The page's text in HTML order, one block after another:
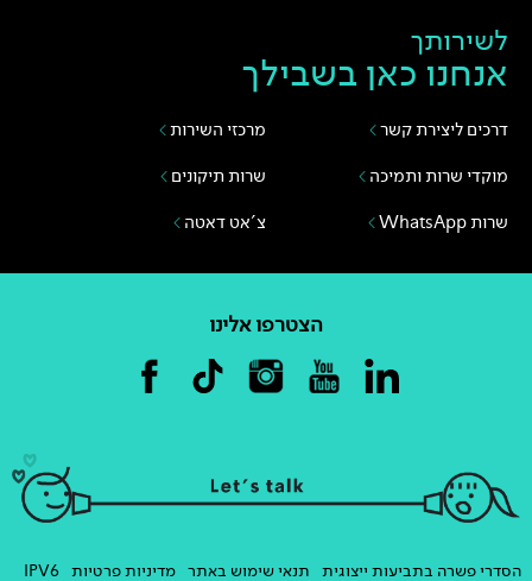
לשירותך
אנחנו כאן בשבילך
דרכים ליצירת קשר
מרכזי השירות
מוקדי שרות ותמיכה
שרות תיקונים
שרות WhatsApp
צ'אט דאטה
הצטרפו אלינו
הסדרי פשרה בתביעות ייצוגית תנאי שימוש באתר מדיניות פרטיות IPV6